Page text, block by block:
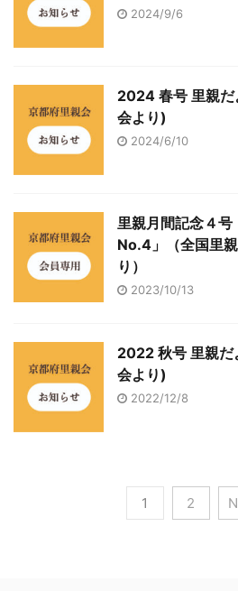
2024/9/6
2024 春号 里親
会より)
2024/6/10
里親月間記念４
No.4」（全国里
り）
2023/10/13
2022 秋号 里親
会より)
2022/12/8
1 2